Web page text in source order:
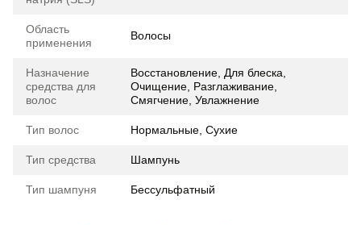
Область
применения
Волосы
Назначение
средства для
волос
Восстановление, Для блеска,
Очищение, Разглаживание,
Смягчение, Увлажнение
Тип волос Нормальные, Сухие
Тип средства Шампунь
Тип шампуня Бессульфатный